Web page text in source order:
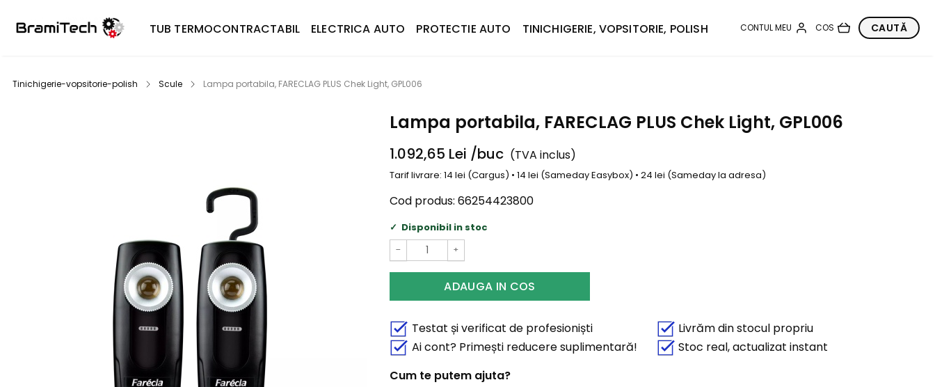
TUB TERMOCONTRACTABIL ELECTRICA AUTO PROTECTIE AUTO TINICHIGERIE, VOPSITORIE, POLISH
Tinichigerie-vopsitorie-polish Scule Lampa portabila, FARECLAG PLUS Chek Light, GPL006
Lampa portabila, FARECLAG PLUS Chek Light, GPL006
1.092,65 Lei /buc (TVA inclus)
Tarif livrare: 14 lei (Cargus) • 14 lei (Sameday Easybox) • 24 lei (Sameday la adresa)
Cod produs: 66254423800
Disponibil in stoc
− +
ADAUGA IN COS
Testat și verificat de profesioniști
Livrăm din stocul propriu
Ai cont? Primești reducere suplimentară!
Stoc real, actualizat instant
Cum te putem ajuta?